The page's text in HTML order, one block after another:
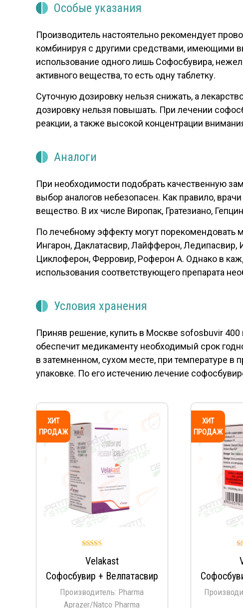
Особые указания
Производитель настоятельно рекомендует
комбинируя с другими средствами, имеющими
использование одного лишь Софосбувира,
активного вещества, то есть одну таблетку.
Суточную дозировку нельзя снижать, а
дозировку нельзя повышать. При лечении
реакции, а также высокой концентрации
Аналоги
При необходимости подобрать качественную
выбор аналогов небезопасен. Как правило,
вещество. В их числе Виропак, Гратезиано,
По лечебному эффекту могут порекомендовать
Ингарон, Даклатасвир, Лайфферон, Ледипасвир,
Циклоферон, Ферровир, Роферон А. Однако в
использования соответствующего препарата
Условия хранения
Приняв решение, купить в Москве sofosbuvir
обеспечит медикаменту необходимый срок
в затемненном, сухом месте, при температуре в
упаковке. По его истечению лечение
ХИТ
ПРОДАЖ
5.00
из 5
Velakast
Софосбувир + Велпатасвир
Производитель: Pharma
Aprazer/Natco Pharma
ХИТ
ПРОДАЖ